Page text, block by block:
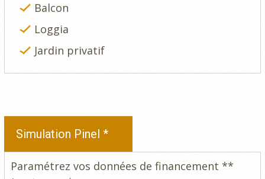
Balcon
Loggia
Jardin privatif
Simulation Pinel *
Paramétrez vos données de financement **